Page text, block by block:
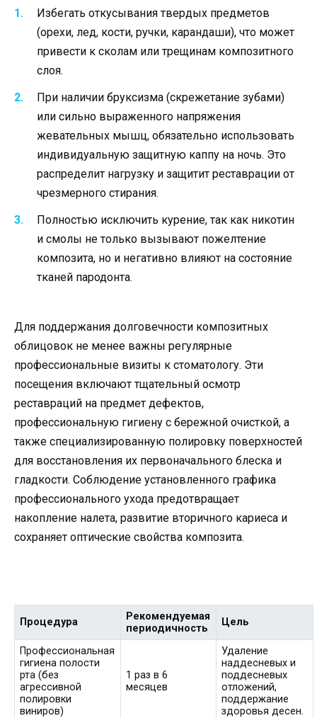
Избегать откусывания твердых предметов
(орехи, лед, кости, ручки, карандаши), что может
привести к сколам или трещинам композитного
слоя.
При наличии бруксизма (скрежетание зубами)
или сильно выраженного напряжения
жевательных мышц, обязательно использовать
индивидуальную защитную каппу на ночь. Это
распределит нагрузку и защитит реставрации от
чрезмерного стирания.
Полностью исключить курение, так как никотин
и смолы не только вызывают пожелтение
композита, но и негативно влияют на состояние
тканей пародонта.
Для поддержания долговечности композитных
облицовок не менее важны регулярные
профессиональные визиты к стоматологу. Эти
посещения включают тщательный осмотр
реставраций на предмет дефектов,
профессиональную гигиену с бережной очисткой, а
также специализированную полировку поверхностей
для восстановления их первоначального блеска и
гладкости. Соблюдение установленного графика
профессионального ухода предотвращает
накопление налета, развитие вторичного кариеса и
сохраняет оптические свойства композита.
Процедура
Рекомендуемая
периодичность
Цель
Профессиональная
гигиена полости
рта (без
агрессивной
полировки
виниров)
1 раз в 6
месяцев
Удаление
наддесневых и
поддесневых
отложений,
поддержание
здоровья десен.